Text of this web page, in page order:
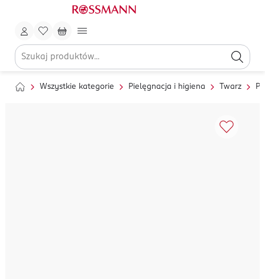
Wszystkie kategorie Pielęgnacja i higiena Twarz